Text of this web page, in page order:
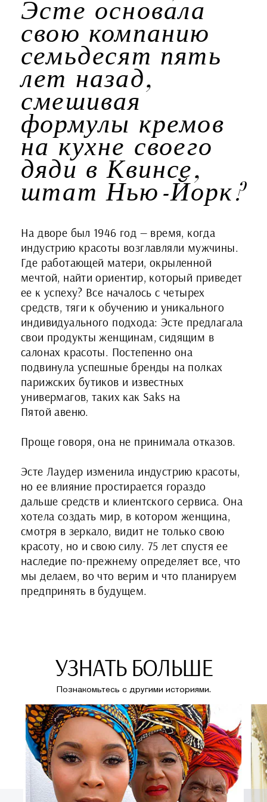
Эсте основала
свою компанию
семьдесят пять
лет назад,
смешивая
формулы кремов
на кухне своего
дяди в Квинсе,
штат Нью-Йорк?
На дворе был 1946 год — время, когда
индустрию красоты возглавляли мужчины.
Где работающей матери, окрыленной
мечтой, найти ориентир, который приведет
ее к успеху? Все началось с четырех
средств, тяги к обучению и уникального
индивидуального подхода: Эсте предлагала
свои продукты женщинам, сидящим в
салонах красоты. Постепенно она
подвинула успешные бренды на полках
парижских бутиков и известных
универмагов, таких как Saks на
Пятой авеню.
Проще говоря, она не принимала отказов.
Эсте Лаудер изменила индустрию красоты,
но ее влияние простирается гораздо
дальше средств и клиентского сервиса. Она
хотела создать мир, в котором женщина,
смотря в зеркало, видит не только свою
красоту, но и свою силу. 75 лет спустя ее
наследие по-прежнему определяет все, что
мы делаем, во что верим и что планируем
предпринять в будущем.
УЗНАТЬ БОЛЬШЕ
Познакомьтесь с другими историями.